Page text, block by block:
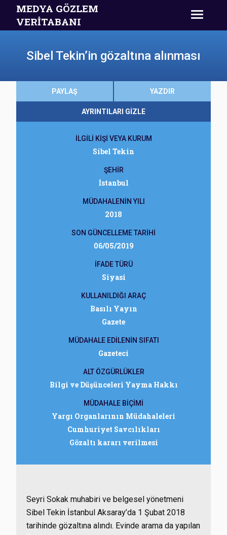
MEDYA GÖZLEM
VERİTABANI
Sibel Tekin’in gözaltına alınması
PAYLAŞ YAZDIR
AYRINTILARI GİZLE
İLGİLİ KİŞİ VEYA KURUM
Sibel Tekin
ŞEHİR
İstanbul
MÜDAHALENİN YILI
2018
SON GÜNCELLEME TARİHİ
06/05/2019
İFADE TÜRÜ
Siyasi
KULLANILDIĞI ARAÇ
Basılı Yayın
Gazete
MÜDAHALE EDİLENİN SIFATI
Gazeteci
ALT ÖZGÜRLÜKLER
Bilgi ve Düşünceleri Yayma Hakkı
MÜDAHALE BİÇİMİ
Yargı Organlarının Müdahaleleri
Cumhuriyet Savcılıkları
Gözaltı kararı verilmesi
Seyri Sokak muhabiri ve belgesel yönetmeni
Sibel Tekin İstanbul Aksaray’da 1 Şubat 2018
tarihinde gözaltına alındı. Evinde arama da yapılan